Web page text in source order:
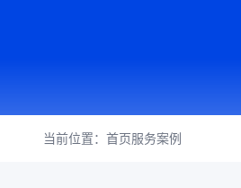
当前位置： 首页服务案例